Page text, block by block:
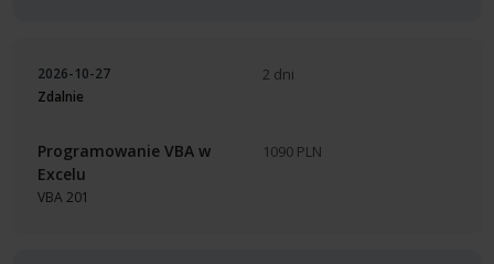
2026-10-27
Zdalnie
Programowanie VBA w
Excelu
VBA 201
2 dni
1090 PLN